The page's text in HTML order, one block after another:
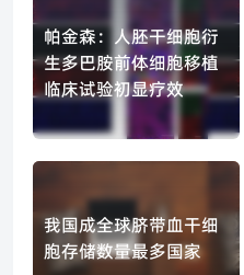
帕金森：人胚干细胞衍
生多巴胺前体细胞移植
临床试验初显疗效
我国成全球脐带血干细
胞存储数量最多国家